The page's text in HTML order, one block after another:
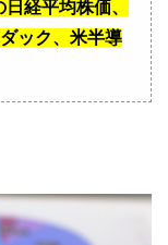
経平均株価、
ック、米半導